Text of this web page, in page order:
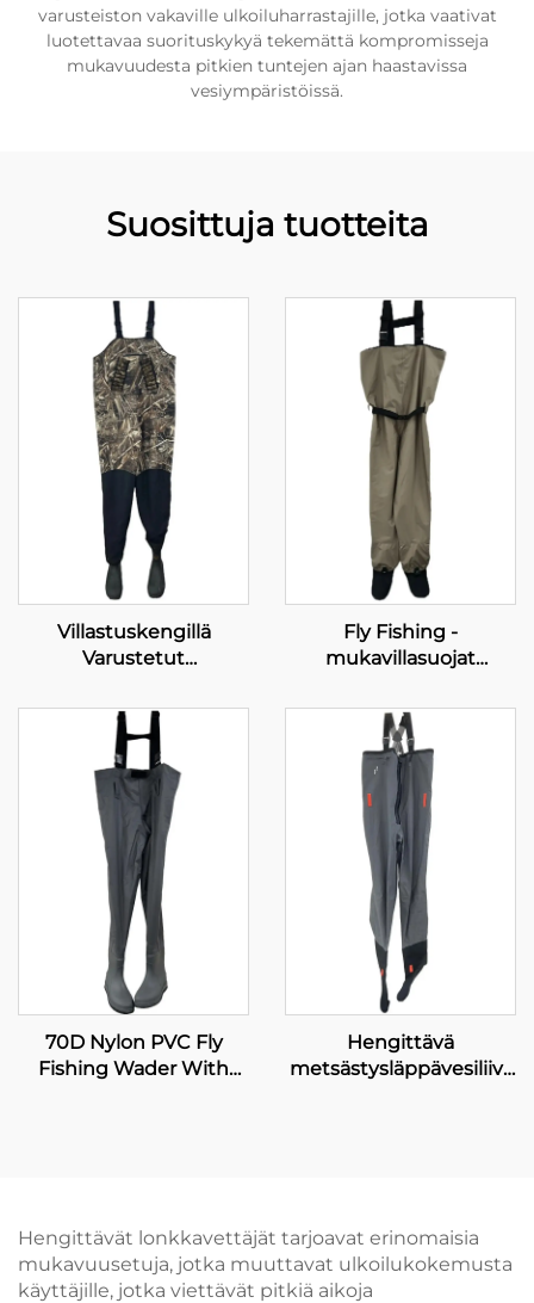
varusteiston vakaville ulkoiluharrastajille, jotka vaativat
luotettavaa suorituskykyä tekemättä kompromisseja
mukavuudesta pitkien tuntejen ajan haastavissa
vesiympäristöissä.
Suosittuja tuotteita
Villastuskengillä
Varustetut
Metsästysasusteet,
1600g Eristetyt
Kumikengät
Fly Fishing -
mukavillasuojat
Sukkapohjaiset
Jokisuojat
70D Nylon PVC Fly
Fishing Wader With
Hengittävä
metsästysläppävesiliivi,
100 % vesitiivis
Hengittävät lonkkavettäjät tarjoavat erinomaisia
mukavuusetuja, jotka muuttavat ulkoilukokemusta
käyttäjille, jotka viettävät pitkiä aikoja